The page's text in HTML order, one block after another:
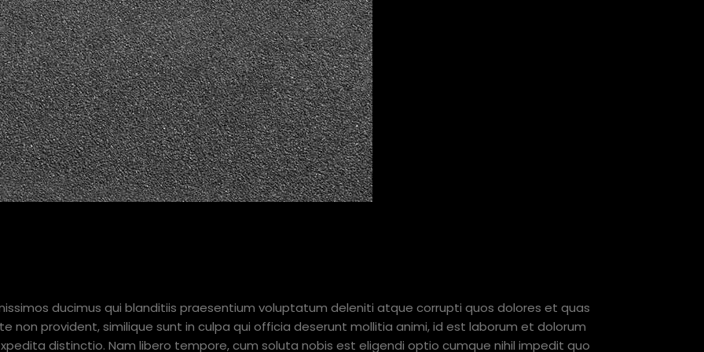
ducimus qui blanditiis praesentium voluptatum deleniti atque corrupti quos dolores et quas
provident, similique sunt in culpa qui officia deserunt mollitia animi, id est laborum et dolorum
distinctio. Nam libero tempore, cum soluta nobis est eligendi optio cumque nihil impedit quo